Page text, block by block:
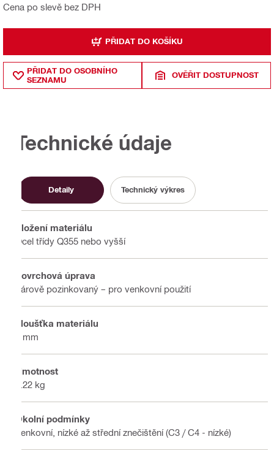
Cena po slevě bez DPH
PŘIDAT DO KOŠÍKU
PŘIDAT DO OSOBNÍHO
SEZNAMU
OVĚŘIT DOSTUPNOST
Technické údaje
Detaily Technický výkres
Složení materiálu
Ocel třídy Q355 nebo vyšší
Povrchová úprava
Žárově pozinkovaný – pro venkovní použití
Tloušťka materiálu
6 mm
Hmotnost
0.22 kg
Okolní podmínky
Venkovní, nízké až střední znečištění (C3 / C4 - nízké)